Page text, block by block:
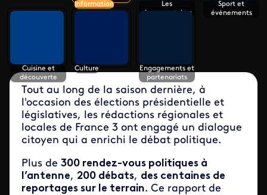
Information
Les
documentaires
Sport et
événements
Cuisine et
découverte
Culture
Engagements et
partenariats
Tout au long de la saison dernière, à
l'occasion des élections présidentielle et
législatives, les rédactions régionales et
locales de France 3 ont engagé un dialogue
citoyen qui a enrichi le débat politique.
Plus de 300 rendez-vous politiques à
l’antenne, 200 débats, des centaines de
reportages sur le terrain. Ce rapport de